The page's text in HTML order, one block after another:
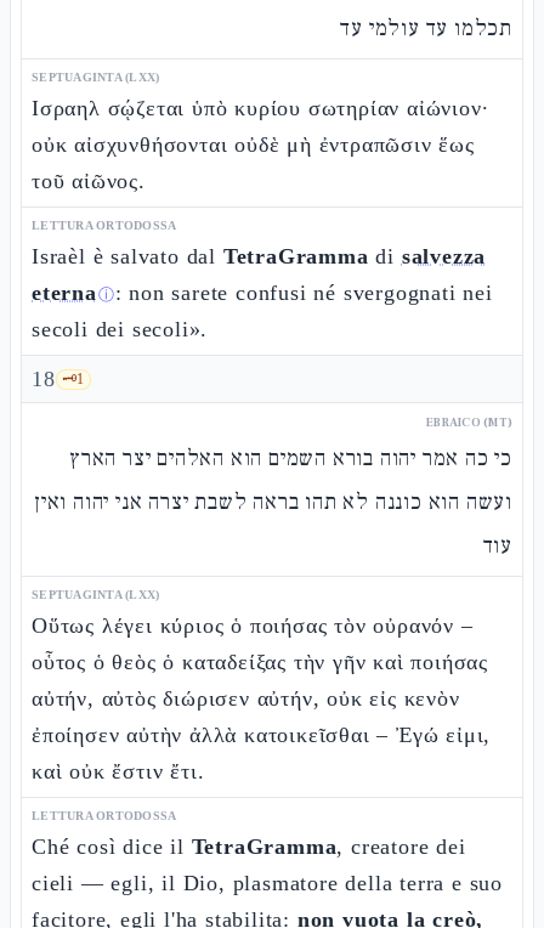
תכלמו עד עולמי עד
SEPTUAGINTA (LXX)
Ισραηλ σῴζεται ὑπὸ κυρίου σωτηρίαν αἰώνιον·
οὐκ αἰσχυνθήσονται οὐδὲ μὴ ἐντραπῶσιν ἕως
τοῦ αἰῶνος.
LETTURA ORTODOSSA
Israèl è salvato dal TetraGramma di salvezza
eternaⓘ: non sarete confusi né svergognati nei
secoli dei secoli».
18 🗝️1
EBRAICO (MT)
כי כה אמר יהוה בורא השמים הוא האלהים יצר הארץ
ועשה הוא כוננה לא תהו בראה לשבת יצרה אני יהוה ואין
עוד
SEPTUAGINTA (LXX)
Οὕτως λέγει κύριος ὁ ποιήσας τὸν οὐρανόν –
οὗτος ὁ θεὸς ὁ καταδείξας τὴν γῆν καὶ ποιήσας
αὐτήν, αὐτὸς διώρισεν αὐτήν, οὐκ εἰς κενὸν
ἐποίησεν αὐτὴν ἀλλὰ κατοικεῖσθαι – Ἐγώ εἰμι,
καὶ οὐκ ἔστιν ἔτι.
LETTURA ORTODOSSA
Ché così dice il TetraGramma, creatore dei
cieli — egli, il Dio, plasmatore della terra e suo
facitore, egli l'ha stabilita: non vuota la creò,